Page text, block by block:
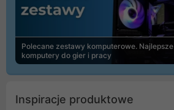
Polecane zestawy komputerowe. Najlepsze
komputery do gier i pracy
Inspiracje produktowe